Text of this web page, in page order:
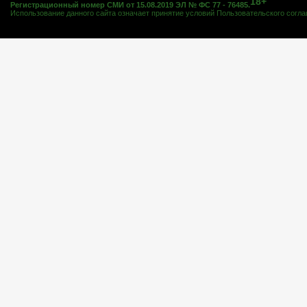
Регистрационный номер СМИ от 15.08.2019 ЭЛ № ФС 77 - 76485.
Использование данного сайта означает принятие условий Пользовательского